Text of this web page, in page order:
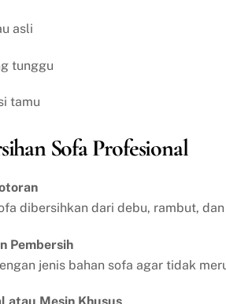
asli
tunggu
tamu
Sofa Profesional
dibersihkan dari debu, rambut,
Pembersih
jenis bahan sofa agar tidak